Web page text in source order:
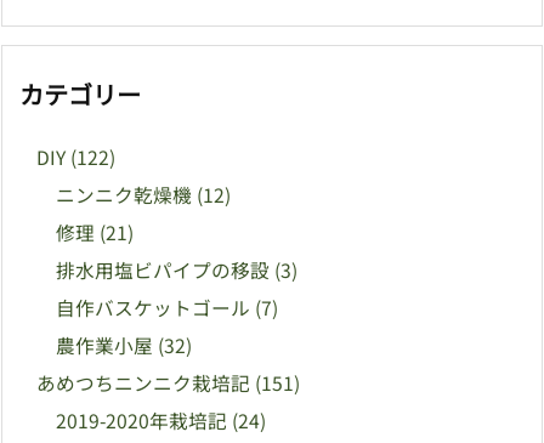
カテゴリー
DIY (122)
ニンニク乾燥機 (12)
修理 (21)
排水用塩ビパイプの移設 (3)
自作バスケットゴール (7)
農作業小屋 (32)
あめつちニンニク栽培記 (151)
2019-2020年栽培記 (24)